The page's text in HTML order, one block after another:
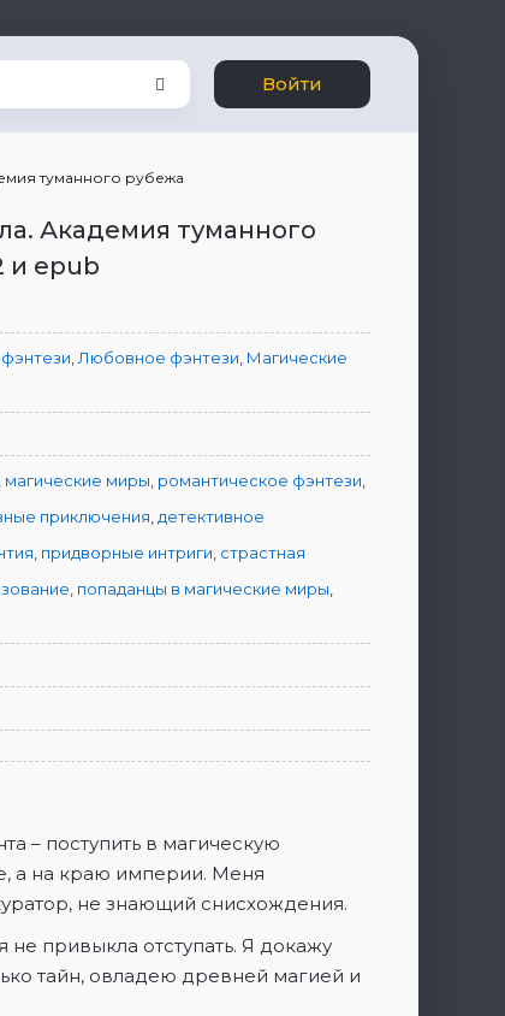
Войти
туманного рубежа
Академия туманного
и epub
Любовное фэнтези Магические
магические миры романтическое фэнтези
приключения детективное
придворные интриги страстная
попаданцы в магические миры
– поступить в магическую
а на краю империи. Меня
не знающий снисхождения.
привыкла отступать. Я докажу
тайн, овладею древней магией и